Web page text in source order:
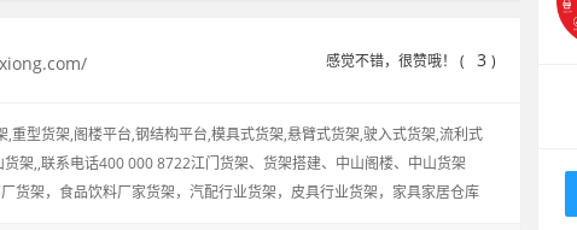
感觉不错，很赞哦！ ( 3 )
型货架,阁楼平台,钢结构平台,模具式货架,悬臂式货架,驶入式货架,流利式
架,,联系电话400 000 8722江门货架、货架搭建、中山阁楼、中山货架
货架，食品饮料厂家货架，汽配行业货架，皮具行业货架，家具家居仓库